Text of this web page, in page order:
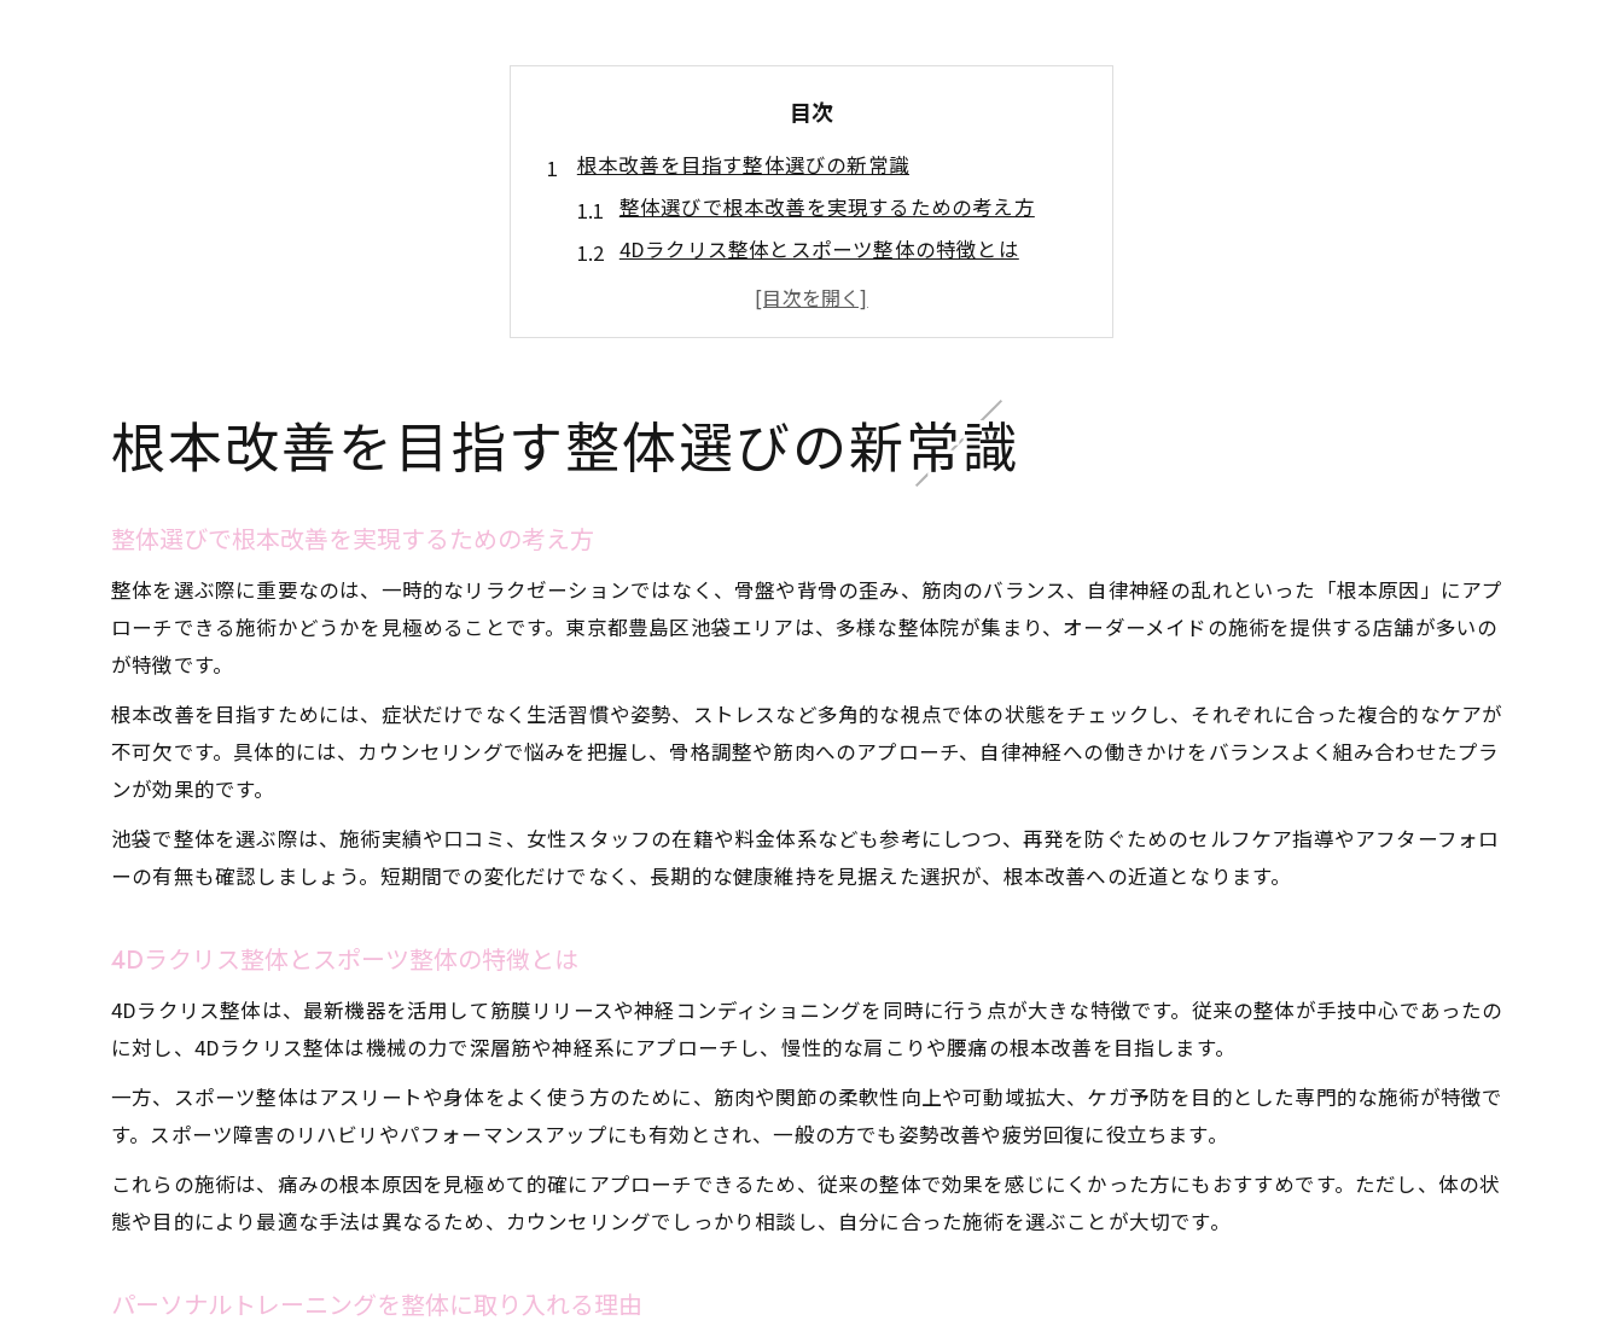
目次
根本改善を目指す整体選びの新常識
整体選びで根本改善を実現するための考え方
4Dラクリス整体とスポーツ整体の特徴とは
パーソナルトレーニングを整体に取り入れる理由
酸素カプセルを利用した新しい整体の効果
池袋で受ける整体による持続的な変化とは
整体で肩こり腰痛を根本からケアする方法
整体のパーソナルトレーニング効果を解説
池袋で評判の整体が選ばれる理由に迫る
整体で肩こり腰痛の根本改善を目指す方法
スポーツ整体と神経コンディショニングの魅力
酸素カプセル活用で回復力を引き出す整体の力
池袋整体院選びで失敗しないポイント
スポーツ整体と組み合わせるメリットとは
パーソナルトレーニングが整体効果を高める理由
コラーゲンマシン併用のトータルボディケア法
池袋で人気の整体が目指す全身アプローチ
女性やメンズも安心の整体体験の特徴
整体で女性やメンズも安心できる理由とは
パーソナルストレッチ対応の整体が選ばれる理由
根本改善を目指す整体選びの新常識
整体選びで根本改善を実現するための考え方
整体を選ぶ際に重要なのは、一時的なリラクゼーションではなく、骨盤や背骨の歪み、筋肉のバランス、自律神経の乱れといった「根本原因」にアプ
ローチできる施術かどうかを見極めることです。東京都豊島区池袋エリアは、多様な整体院が集まり、オーダーメイドの施術を提供する店舗が多いの
が特徴です。
根本改善を目指すためには、症状だけでなく生活習慣や姿勢、ストレスなど多角的な視点で体の状態をチェックし、それぞれに合った複合的なケアが
不可欠です。具体的には、カウンセリングで悩みを把握し、骨格調整や筋肉へのアプローチ、自律神経への働きかけをバランスよく組み合わせたプラ
ンが効果的です。
池袋で整体を選ぶ際は、施術実績や口コミ、女性スタッフの在籍や料金体系なども参考にしつつ、再発を防ぐためのセルフケア指導やアフターフォロ
ーの有無も確認しましょう。短期間での変化だけでなく、長期的な健康維持を見据えた選択が、根本改善への近道となります。
4Dラクリス整体とスポーツ整体の特徴とは
4Dラクリス整体は、最新機器を活用して筋膜リリースや神経コンディショニングを同時に行う点が大きな特徴です。従来の整体が手技中心であったの
に対し、4Dラクリス整体は機械の力で深層筋や神経系にアプローチし、慢性的な肩こりや腰痛の根本改善を目指します。
一方、スポーツ整体はアスリートや身体をよく使う方のために、筋肉や関節の柔軟性向上や可動域拡大、ケガ予防を目的とした専門的な施術が特徴で
す。スポーツ障害のリハビリやパフォーマンスアップにも有効とされ、一般の方でも姿勢改善や疲労回復に役立ちます。
これらの施術は、痛みの根本原因を見極めて的確にアプローチできるため、従来の整体で効果を感じにくかった方にもおすすめです。ただし、体の状
態や目的により最適な手法は異なるため、カウンセリングでしっかり相談し、自分に合った施術を選ぶことが大切です。
パーソナルトレーニングを整体に取り入れる理由